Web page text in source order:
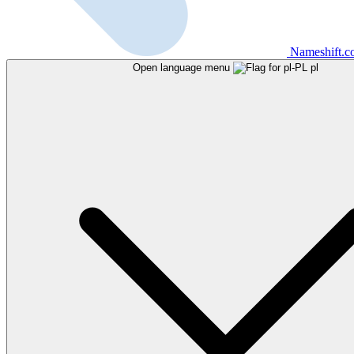
Open language menu pl